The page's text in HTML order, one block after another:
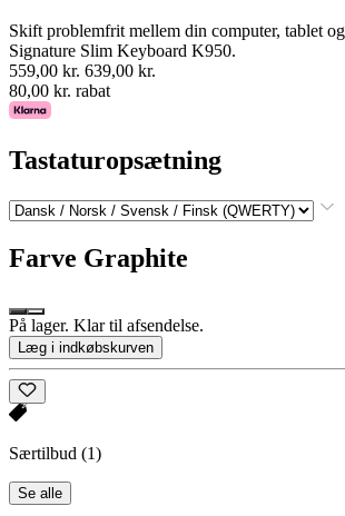
Skift problemfrit mellem din computer, tablet
Signature Slim Keyboard K950.
559,00 kr. 639,00 kr.
80,00 kr. rabat
Tastaturopsætning
Farve Graphite
På lager. Klar til afsendelse.
Læg i indkøbskurven
Særtilbud (1)
Se alle